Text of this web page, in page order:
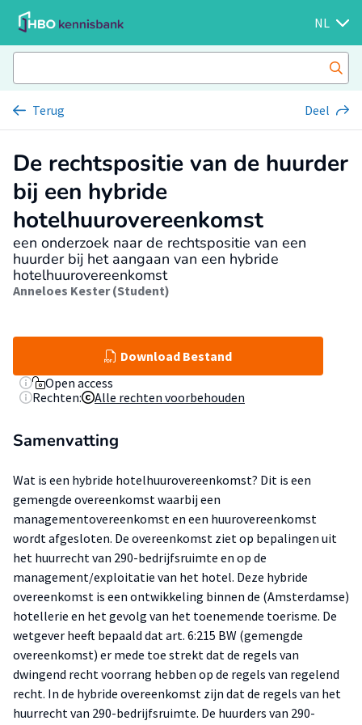
NL
Terug Deel
De rechtspositie van de huurder
bij een hybride
hotelhuurovereenkomst
een onderzoek naar de rechtspositie van een
huurder bij het aangaan van een hybride
hotelhuurovereenkomst
Anneloes Kester (Student)
Download Bestand
Open access
Rechten:
Alle rechten voorbehouden
Samenvatting
Wat is een hybride hotelhuurovereenkomst? Dit is een
gemengde overeenkomst waarbij een
managementovereenkomst en een huurovereenkomst
wordt afgesloten. De overeenkomst ziet op bepalingen uit
het huurrecht van 290-bedrijfsruimte en op de
management/exploitatie van het hotel. Deze hybride
overeenkomst is een ontwikkeling binnen de (Amsterdamse)
hotellerie en het gevolg van het toenemende toerisme. De
wetgever heeft bepaald dat art. 6:215 BW (gemengde
overeenkomst) er mede toe strekt dat de regels van
dwingend recht voorrang hebben op de regels van regelend
recht. In de hybride overeenkomst zijn dat de regels van het
huurrecht van 290-bedrijfsruimte. De huurders van 290-